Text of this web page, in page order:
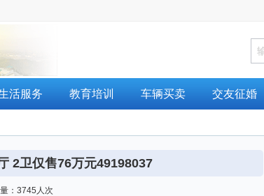
活服务 教育培训 车辆买卖 交友征婚
2卫仅售76万元49198037
：3745人次